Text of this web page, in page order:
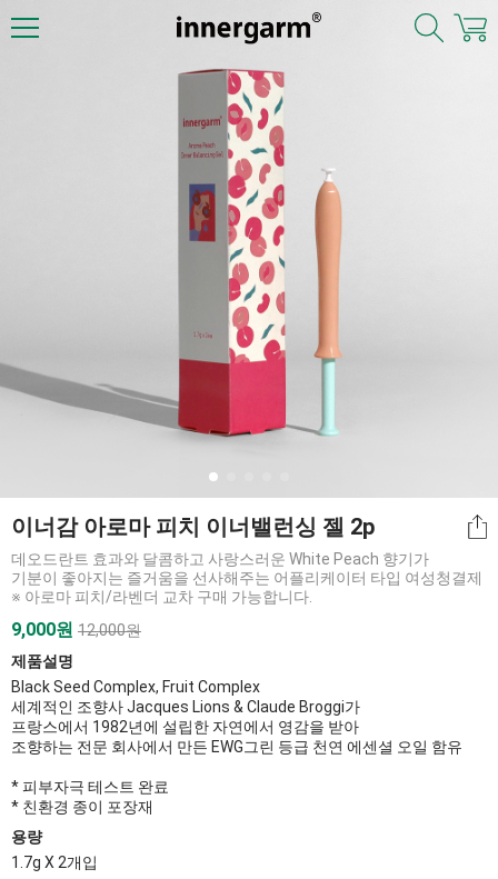
이너감 아로마 피치 이너밸런싱 젤 2p
데오드란트 효과와 달콤하고 사랑스러운 White Peach 향기가
기분이 좋아지는 즐거움을 선사해주는 어플리케이터 타입 여성청결제
※ 아로마 피치/라벤더 교차 구매 가능합니다.
9,000원 12,000원
제품설명
Black Seed Complex, Fruit Complex
세계적인 조향사 Jacques Lions & Claude Broggi가
프랑스에서 1982년에 설립한 자연에서 영감을 받아
조향하는 전문 회사에서 만든 EWG그린 등급 천연 에센셜 오일 함유
* 피부자극 테스트 완료
* 친환경 종이 포장재
용량
1.7g X 2개입